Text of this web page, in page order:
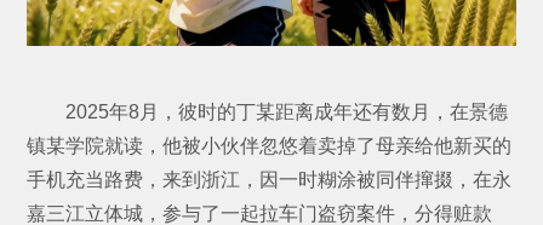
2025年8月，彼时的丁某距离成年还有数月，在景德
镇某学院就读，他被小伙伴忽悠着卖掉了母亲给他新买的
手机充当路费，来到浙江，因一时糊涂被同伴撺掇，在永
嘉三江立体城，参与了一起拉车门盗窃案件，分得赃款